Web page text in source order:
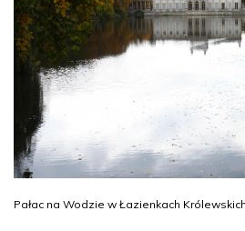
Pałac na Wodzie w Łazienkach